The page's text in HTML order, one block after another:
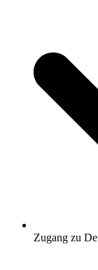
Zugang zu